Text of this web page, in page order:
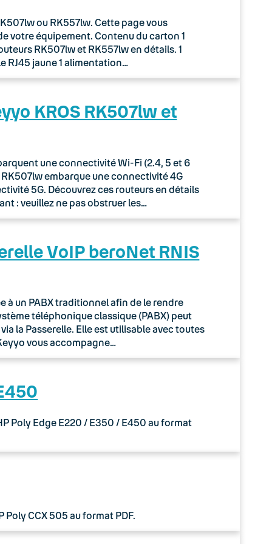
ou RK557lw. Cette page vous
votre équipement. Contenu du carton 1
RK507lw et RK557lw en détails. 1
RJ45 jaune 1 alimentation…
KROS RK507lw et
une connectivité Wi-Fi (2.4, 5 et 6
embarque une connectivité 4G
5G. Découvrez ces routeurs en détails
: veuillez ne pas obstruer les…
VoIP beroNet RNIS
à un PABX traditionnel afin de le rendre
téléphonique classique (PABX) peut
la Passerelle. Elle est utilisable avec toutes
vous accompagne…
Poly Edge E220 / E350 / E450 au format
CCX 505 au format PDF.